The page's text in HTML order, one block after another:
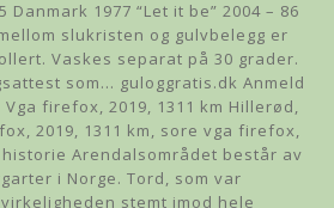
Danmark 1977 “Let it be” 2004 – 86
slukristen og gulvbelegg er
Vaskes separat på 30 grader.
som… guloggratis.dk Anmeld
firefox, 2019, 1311 km Hillerød,
2019, 1311 km, sore vga firefox,
Arendalsområdet består av
i Norge. Tord, som var
stemt imod hele